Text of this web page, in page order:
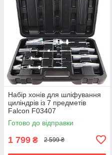
Набір хонів для шліфування
циліндрів із 7 предметів
Falcon F03407
Готово до відправки
1 799 ₴ 2 599 ₴